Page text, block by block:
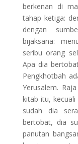
berkenan di
tahap ketiga:
dengan
bijaksana:
seribu orang
Apa dia
Pengkhotbah
Yerusalem.
kitab itu, kecuali
sudah dia
bertobat, dia
panutan